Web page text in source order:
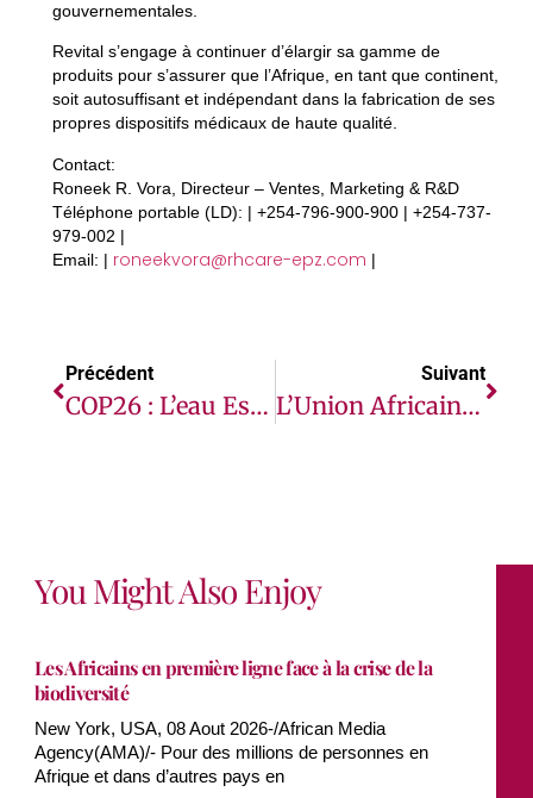
gouvernementales.
Revital s’engage à continuer d’élargir sa gamme de
produits pour s’assurer que l’Afrique, en tant que continent,
soit autosuffisant et indépendant dans la fabrication de ses
propres dispositifs médicaux de haute qualité.
Contact:
Roneek R. Vora, Directeur – Ventes, Marketing & R&D
Téléphone portable (LD): | +254-796-900-900 | +254-737-
979-002 |
Email: | roneekvora@rhcare-epz.com |
Précédent
COP26 : L’eau Est En Première Ligne Du Changement Climatique Et Constitue Une Priorité Absolue En Matière D’adaptation
Suivant
L’Union Africaine À L’aune De La Question Du Sahara : Comment Passer D’une Dynamique D’échecs À Une Solution Définitive Servant L’Unité Africaine ?
You Might Also Enjoy
Les Africains en première ligne face à la crise de la
biodiversité
New York, USA, 08 Aout 2026-/African Media
Agency(AMA)/- Pour des millions de personnes en
Afrique et dans d’autres pays en